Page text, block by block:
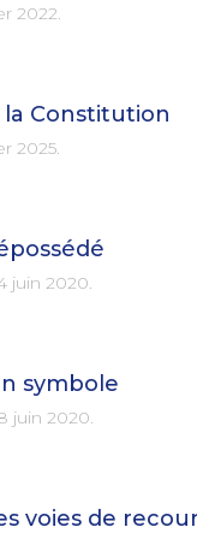
2022.
Constitution
2025.
juin 2020.
symbole
juin 2020.
voies de